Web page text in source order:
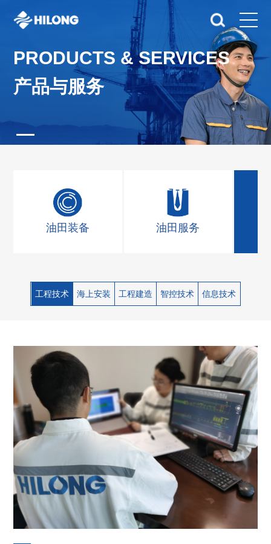
PRODUCTS & SERVICES
产品与服务
油田装备 油田服务
工程技术 海上安装 工程建造 智控技术 信息技术